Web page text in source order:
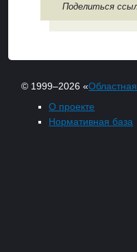
Поделиться
© 1999–2026 «
О проекте
Нормативная база